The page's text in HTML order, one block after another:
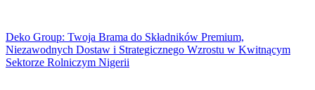
Deko Group: Twoja Brama do Składników Premium,
Niezawodnych Dostaw i Strategicznego Wzrostu w Kwitnącym
Sektorze Rolniczym Nigerii